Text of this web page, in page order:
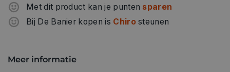
Met dit product kan je punten sparen
Bij De Banier kopen is Chirosteunen
Meer informatie